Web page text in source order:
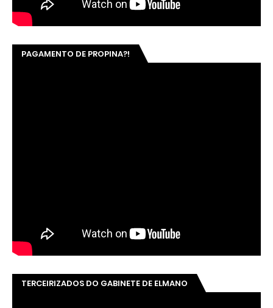
PAGAMENTO DE PROPINA?!
TERCEIRIZADOS DO GABINETE DE ELMANO